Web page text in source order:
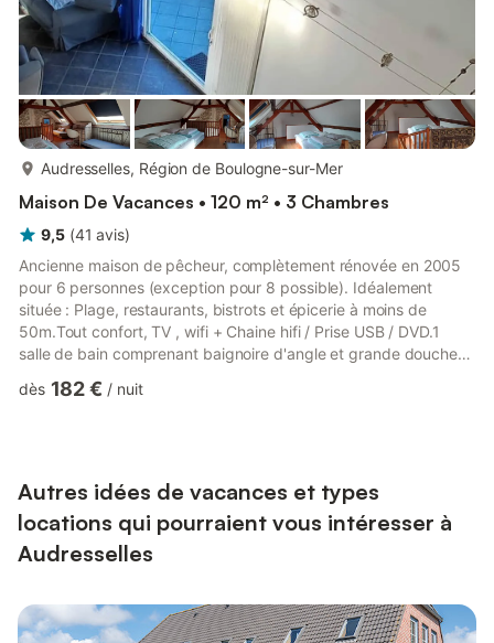
Audresselles, Région de Boulogne-sur-Mer
Maison De Vacances • 120 m² • 3 Chambres
9,5 (41 avis)
Ancienne maison de pêcheur, complètement rénovée en 2005
pour 6 personnes (exception pour 8 possible). Idéalement
située : Plage, restaurants, bistrots et épicerie à moins de
50m.Tout confort, TV , wifi + Chaine hifi / Prise USB / DVD.1
salle de bain comprenant baignoire d'angle et grande douche
vaisselles, four, micro-onde et plaques à induction,Grand
dès 182 € / nuit
Autres idées de vacances et types
locations qui pourraient vous intéresser à
Audresselles